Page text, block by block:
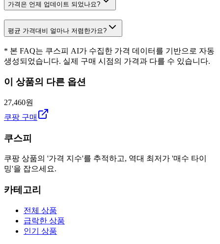
가격은 언제 업데이트 되었나요?
평균 가격대비 얼마나 저렴한가요?
* 본 FAQ는 쿠스피 AI가 수집한 가격 데이터를 기반으로 자동
생성되었습니다. 실제 구매 시점의 가격과 다를 수 있습니다.
이 상품의 다른 옵션
27,460원
쿠팡 구매
쿠스피
쿠팡 상품의 '가격 지수'를 추적하고, 역대 최저가 '매수 타이
밍'을 잡으세요.
카테고리
전체 상품
급락한 상품
인기 상품